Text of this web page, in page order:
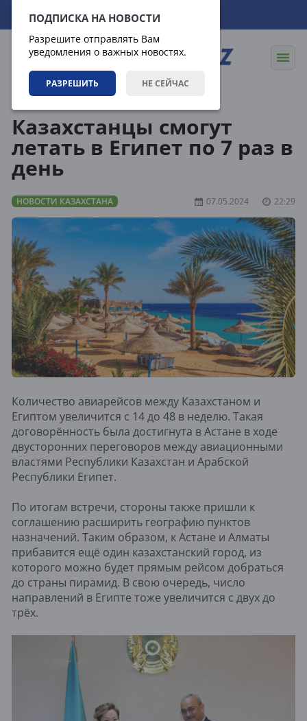
ПОДПИСКА НА НОВОСТИ
Разрешите отправлять Вам
уведомления о важных новостях.
РАЗРЕШИТЬ НЕ СЕЙЧАС
07.08.2026 15:39:25
Казахстанцы смогут
летать в Египет по 7 раз в
день
НОВОСТИ КАЗАХСТАНА 07.05.2024 22:29
Количество авиарейсов между Казахстаном и
Египтом увеличится с 14 до 48 в неделю. Такая
договорённость была достигнута в Астане в ходе
двусторонних переговоров между авиационными
властями Республики Казахстан и Арабской
Республики Египет.
По итогам встречи, стороны также пришли к
соглашению расширить географию пунктов
назначений. Таким образом, к Астане и Алматы
прибавится ещё один казахстанский город, из
которого можно будет прямым рейсом добраться
до страны пирамид. В свою очередь, число
направлений в Египте тоже увеличится с двух до
трёх.